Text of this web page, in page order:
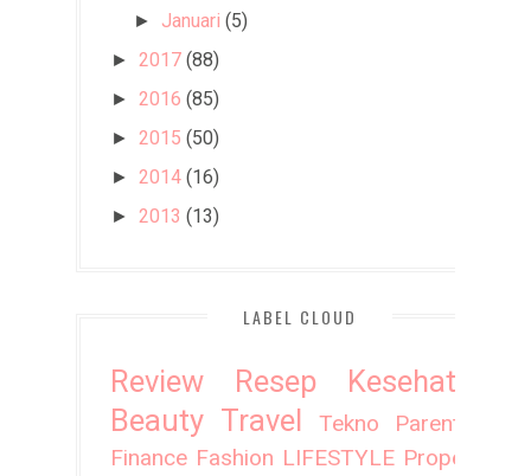
► Januari (5)
► 2017 (88)
► 2016 (85)
► 2015 (50)
► 2014 (16)
► 2013 (13)
LABEL CLOUD
Review Resep
Kesehatan
Beauty Travel Tekno
Parenting
Finance Fashion LIFESTYLE Property